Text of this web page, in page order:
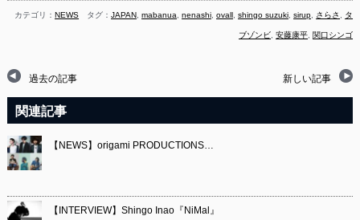
カテゴリ： NEWS タグ：JAPAN,mabanua,nenashi,ovall ,shingo suzuki,sirup, さらさ , タ
ブゾンビ,安藤康平, 関口シンゴ
過去の記事 新しい記事
関連記事
【NEWS】origami PRODUCTIONS…
【INTERVIEW】Shingo Inao『NiMal』